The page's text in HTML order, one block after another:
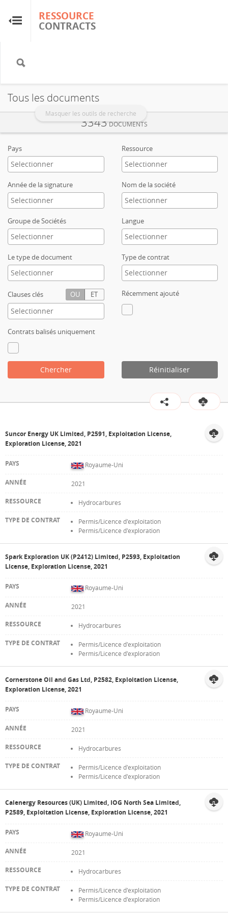
RESSOURCE
CONTRACTS
Masquer les outils de recherche
RESSOURCE
CONTRACTS
Accueil
À propos
FAQ
Glossaire
Recherche et analyse
Sites de pays
Contact
Tous les documents
Pays Ressource
Année de la signature Nom de la société
Groupe de Sociétés Langue
Le type de document Type de contrat
Clauses clés OU ET Récemment ajouté
Contrats balisés uniquement
Chercher Réinitialiser
3343DOCUMENTS
Suncor Energy UK Limited, P2591, Exploitation License,
Exploration License, 2021
Royaume-Uni
2021
Hydrocarbures
Permis/Licence d'exploitation
Permis/Licence d'exploration
Spark Exploration UK (P2412) Limited, P2593, Exploitation
License, Exploration License, 2021
Royaume-Uni
2021
Hydrocarbures
Permis/Licence d'exploitation
Permis/Licence d'exploration
Cornerstone Oil and Gas Ltd, P2582, Exploitation License,
Exploration License, 2021
Royaume-Uni
2021
Hydrocarbures
Permis/Licence d'exploitation
Permis/Licence d'exploration
Calenergy Resources (UK) Limited, IOG North Sea Limited,
P2589, Exploitation License, Exploration License, 2021
Royaume-Uni
2021
Hydrocarbures
Permis/Licence d'exploitation
Permis/Licence d'exploration